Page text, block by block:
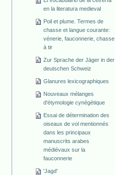
en la literatura medieval
Poil et plume. Termes de
chasse et langue courante:
vénerie, fauconnerie, chasse
à tir
Zur Sprache der Jäger in der
deutschen Schweiz
Glanures lexicographiques
Nouveaux mélanges
d'étymologie cynégétique
Essai de détermination des
oiseaux de vol mentionnés
dans les principaux
manuscrits arabes
médiévaux sur la
fauconnerie
'Jagd'